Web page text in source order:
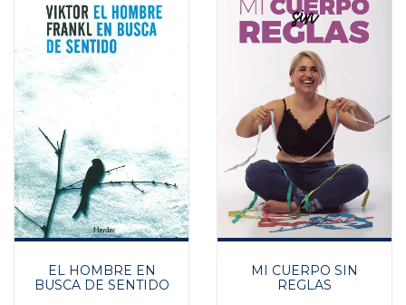
EL HOMBRE EN
BUSCA DE SENTIDO
MI CUERPO SIN
REGLAS